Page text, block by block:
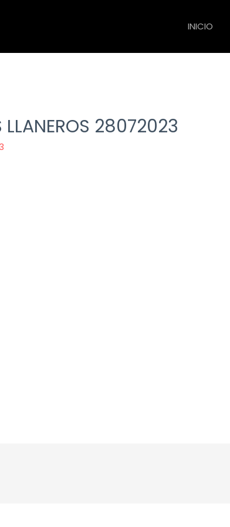
INICIO
LLANEROS 28072023